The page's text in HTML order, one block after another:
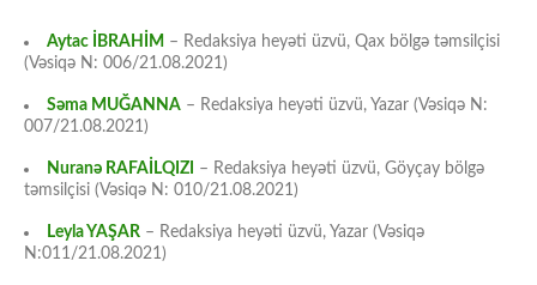
Aytac İBRAHİM – Redaksiya heyəti üzvü, Qax bölgə təmsilçisi
(Vəsiqə N: 006/21.08.2021)
Səma MUĞANNA – Redaksiya heyəti üzvü, Yazar (Vəsiqə N:
007/21.08.2021)
Nuranə RAFAİLQIZI
– Redaksiya heyəti üzvü, Göyçay bölgə
təmsilçisi (Vəsiqə N: 010/21.08.2021)
Leyla YAŞAR – Redaksiya heyəti üzvü, Yazar (Vəsiqə
N:011/21.08.2021)